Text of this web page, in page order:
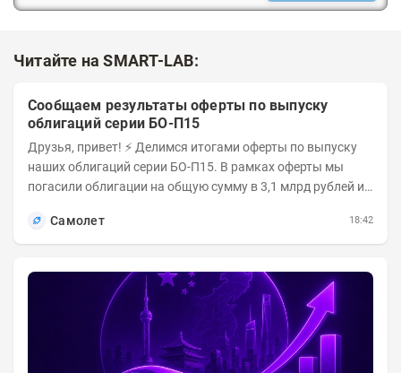
Читайте на SMART-LAB:
Сообщаем результаты оферты по выпуску
облигаций серии БО-П15
Друзья, привет! ⚡️ Делимся итогами оферты по выпуску
наших облигаций серии БО-П15. В рамках оферты мы
погасили облигации на общую сумму в 3,1 млрд рублей из
Самолет
18:42